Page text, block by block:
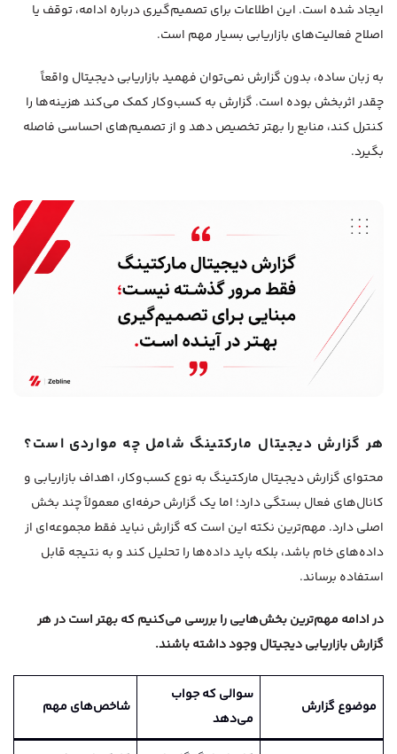
ایجاد شده است. این اطلاعات برای تصمیم‌گیری درباره ادامه، توقف یا
اصلاح فعالیت‌های بازاریابی بسیار مهم است.
به زبان ساده، بدون گزارش نمی‌توان فهمید بازاریابی دیجیتال واقعاً
چقدر اثربخش بوده است. گزارش به کسب‌وکار کمک می‌کند هزینه‌ها را
کنترل کند، منابع را بهتر تخصیص دهد و از تصمیم‌های احساسی فاصله
بگیرد.
هر گزارش دیجیتال مارکتینگ شامل چه مواردی است؟
محتوای گزارش دیجیتال مارکتینگ به نوع کسب‌وکار، اهداف بازاریابی و
کانال‌های فعال بستگی دارد؛ اما یک گزارش حرفه‌ای معمولاً چند بخش
اصلی دارد. مهم‌ترین نکته این است که گزارش نباید فقط مجموعه‌ای از
داده‌های خام باشد، بلکه باید داده‌ها را تحلیل کند و به نتیجه قابل
استفاده برساند.
در ادامه مهم‌ترین بخش‌هایی را بررسی می‌کنیم که بهتر است در هر
گزارش بازاریابی دیجیتال وجود داشته باشند.
موضوع گزارش
سوالی که جواب
می‌دهد
شاخص‌های مهم